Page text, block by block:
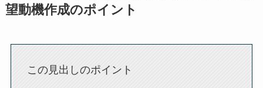
望動機作成のポイント
この見出しのポイント